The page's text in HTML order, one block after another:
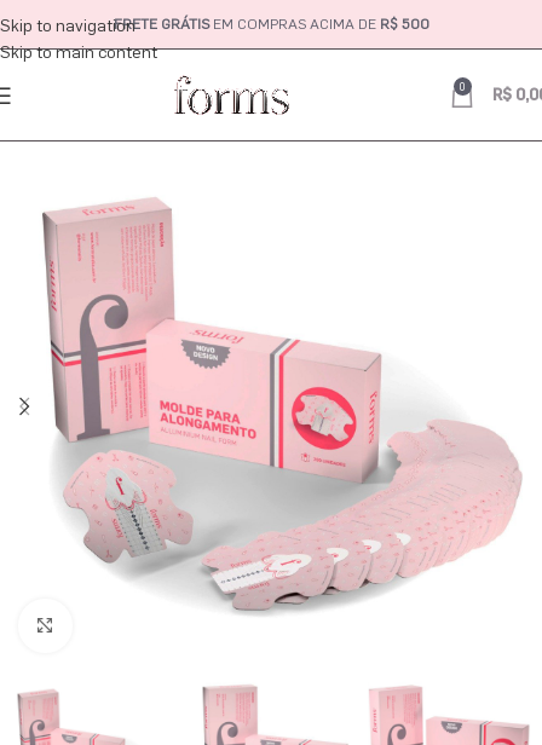
Skip to navigation
Skip to main content
FRETE GRÁTISEM COMPRAS ACIMA DE R$ 500
0 R$